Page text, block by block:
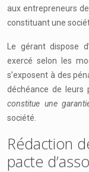
aux entrepreneurs
constituant une
Le gérant dispose
exercé selon les
s’exposent à des
déchéance de leurs
constitue une
société.
Rédaction
pacte